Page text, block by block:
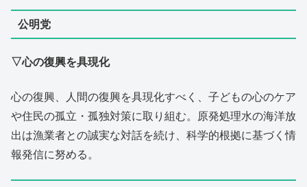
公明党
▽心の復興を具現化
心の復興、人間の復興を具現化すべく、子どもの心のケア
や住民の孤立・孤独対策に取り組む。原発処理水の海洋放
出は漁業者との誠実な対話を続け、科学的根拠に基づく情
報発信に努める。